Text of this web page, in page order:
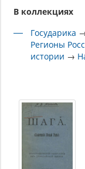
В коллекциях
Государика
Регионы
истории →